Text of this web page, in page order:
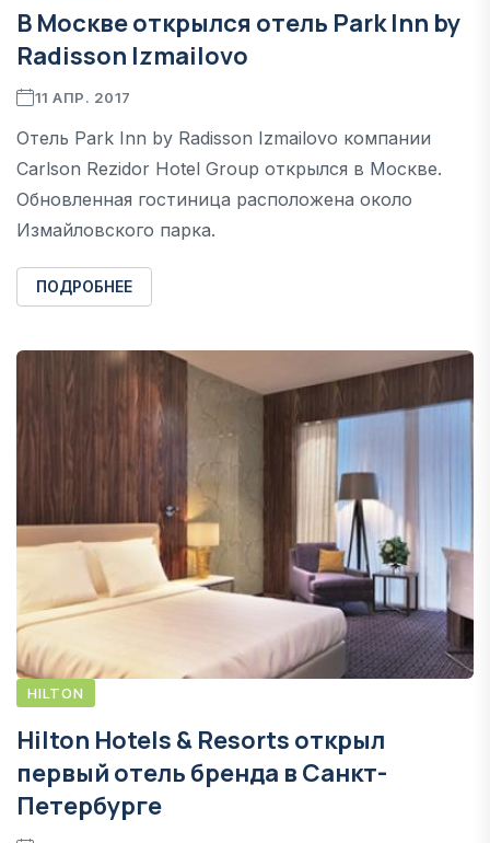
В Москве открылся отель Park Inn by
Radisson Izmailovo
11 АПР. 2017
Отель Park Inn by Radisson Izmailovo компании
Carlson Rezidor Hotel Group открылся в Москве.
Обновленная гостиница расположена около
Измайловского парка.
ПОДРОБНЕЕ
HILTON
Hilton Hotels & Resorts открыл
первый отель бренда в Санкт-
Петербурге